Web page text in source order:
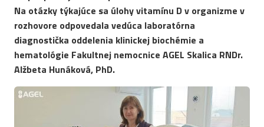
Na otázky týkajúce sa úlohy vitamínu D v organizme v
rozhovore odpovedala vedúca laboratórna
diagnostička oddelenia klinickej biochémie a
hematológie Fakultnej nemocnice AGEL Skalica RNDr.
Alžbeta Hunáková, PhD.